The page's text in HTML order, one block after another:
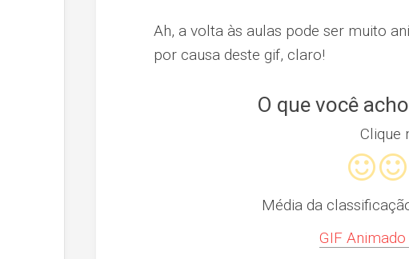
Ah, a volta às aulas pode ser muito
por causa deste gif, claro!
O que você
Clique
Média da
GIF